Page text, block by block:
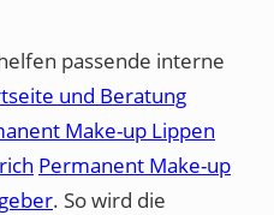
passende interne
und Beratung
Make-up Lippen
Permanent Make-up
. So wird die